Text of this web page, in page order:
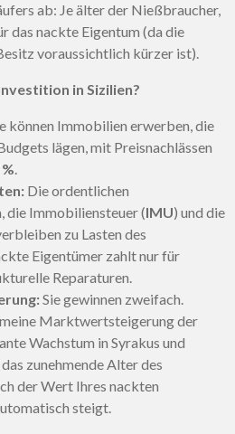
ab: Je älter der Nießbraucher,
das nackte Eigentum (da die
voraussichtlich kürzer ist).
in Sizilien?
können Immobilien erwerben, die
lägen, mit Preisnachlässen
.
Die ordentlichen
die Immobiliensteuer (IMU) und die
zu Lasten des
Eigentümer zahlt nur für
Reparaturen.
Sie gewinnen zweifach.
Marktwertsteigerung der
Wachstum in Syrakus und
zunehmende Alter des
der Wert Ihres nackten
steigt.